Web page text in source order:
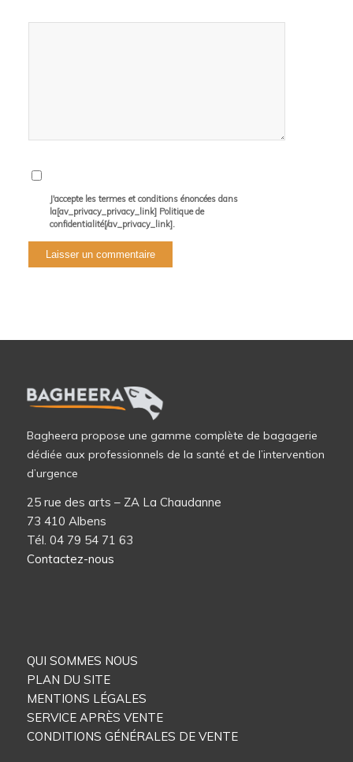
J'accepte les termes et conditions énoncées dans
la[av_privacy_privacy_link] Politique de
confidentialité[/av_privacy_link].
Bagheera propose une gamme complète de bagagerie
dédiée aux professionnels de la santé et de l’intervention
d’urgence
25 rue des arts – ZA La Chaudanne
73 410 Albens
Tél. 04 79 54 71 63
Contactez-nous
QUI SOMMES NOUS
PLAN DU SITE
MENTIONS LÉGALES
SERVICE APRÈS VENTE
CONDITIONS GÉNÉRALES DE VENTE